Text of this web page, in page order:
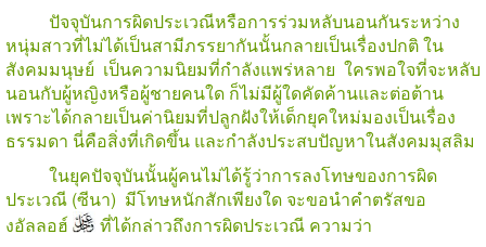
ปัจจุบันการผิดประเวณีหรือการร่วมหลับนอนกันระหว่าง
หนุ่มสาวที่ไม่ได้เป็นสามีภรรยากันนั้นกลายเป็นเรื่องปกติ ใน
สังคมมนุษย์ เป็นความนิยมที่กำลังแพร่หลาย ใครพอใจที่จะหลับ
นอนกับผู้หญิงหรือผู้ชายคนใด ก็ไม่มีผู้ใดคัดค้านและต่อต้าน
เพราะได้กลายเป็นค่านิยมที่ปลูกฝังให้เด็กยุคใหม่มองเป็นเรื่อง
ธรรมดา นี่คือสิ่งที่เกิดขึ้น และกำลังประสบปัญหาในสังคมมุสลิม
ในยุคปัจจุบันนั้นผู้คนไม่ได้รู้ว่าการลงโทษของการผิด
ประเวณี (ซีนา) มีโทษหนักสักเพียงใด จะขอนำคำตรัสขอ
งอัลลอฮ์
ที่ได้กล่าวถึงการผิดประเวณี ความว่า